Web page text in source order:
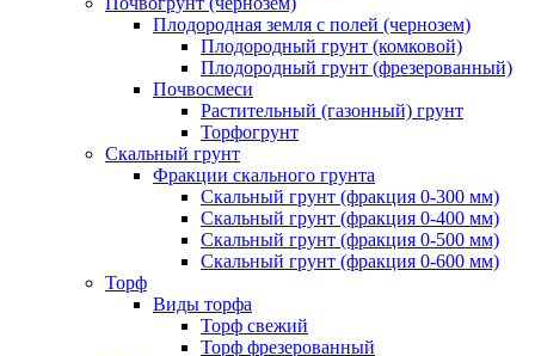
Плодородная земля с полей (чернозем)
Плодородный грунт (комковой)
Плодородный грунт (фрезерованный)
Почвосмеси
Растительный (газонный) грунт
Торфогрунт
Скальный грунт
Фракции скального грунта
Скальный грунт (фракция 0-300 мм)
Скальный грунт (фракция 0-400 мм)
Скальный грунт (фракция 0-500 мм)
Скальный грунт (фракция 0-600 мм)
Торф
Виды торфа
Торф свежий
Торф фрезерованный